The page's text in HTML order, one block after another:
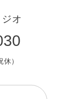
オ
）